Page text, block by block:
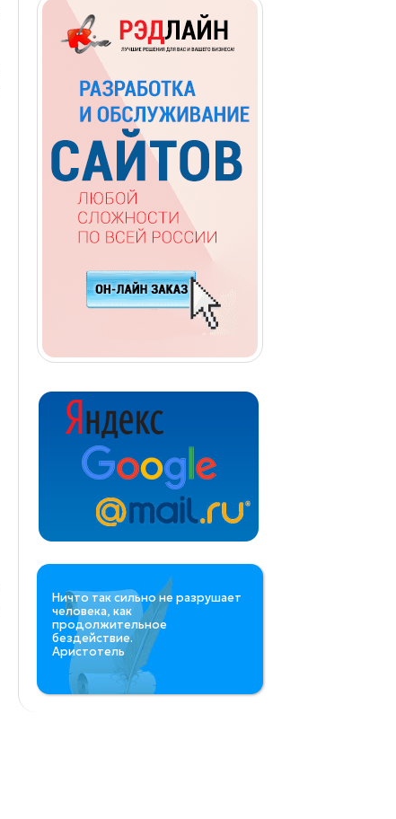
Ничто так сильно не разрушает
человека, как
продолжительное
бездействие.
Аристотель